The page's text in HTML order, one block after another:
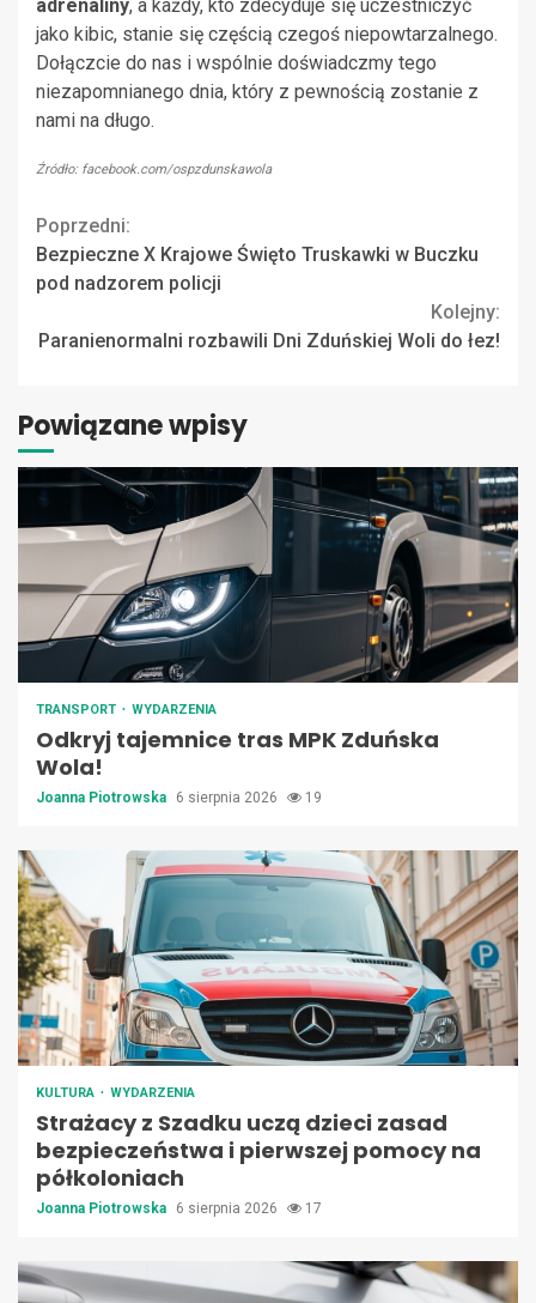
adrenaliny, a każdy, kto zdecyduje się uczestniczyć
jako kibic, stanie się częścią czegoś niepowtarzalnego.
Dołączcie do nas i wspólnie doświadczmy tego
niezapomnianego dnia, który z pewnością zostanie z
nami na długo.
Źródło: facebook.com/ospzdunskawola
Continue
Reading
Poprzedni:
Bezpieczne X Krajowe Święto Truskawki w Buczku
pod nadzorem policji
Kolejny:
Paranienormalni rozbawili Dni Zduńskiej Woli do łez!
Powiązane wpisy
TRANSPORT WYDARZENIA
Odkryj tajemnice tras MPK Zduńska
Wola!
Joanna Piotrowska 6 sierpnia 2026 19
KULTURA WYDARZENIA
Strażacy z Szadku uczą dzieci zasad
bezpieczeństwa i pierwszej pomocy na
półkoloniach
Joanna Piotrowska 6 sierpnia 2026 17